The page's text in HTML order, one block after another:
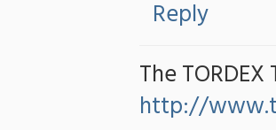
Reply
The TORDEX
http://